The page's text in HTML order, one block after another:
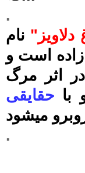
.
نام
زاده است و
اثر مرگ
با حقایقی
.